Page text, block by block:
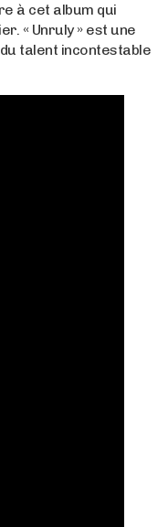
à cet album qui
« Unruly » est une
talent incontestable